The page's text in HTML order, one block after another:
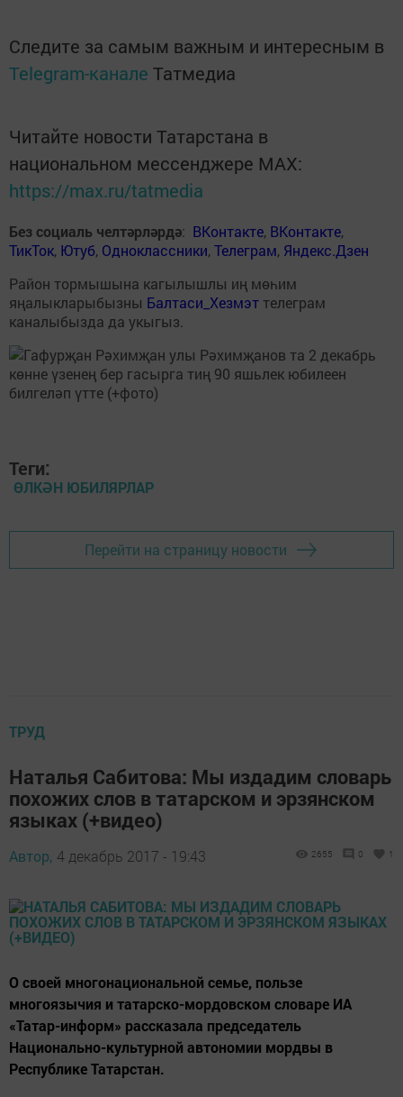
Следите за самым важным и интересным в
Telegram-канале Татмедиа
Читайте новости Татарстана в
национальном мессенджере MАХ:
https://max.ru/tatmedia
Без социаль челтәрләрдә: ВКонтакте, ВКонтакте,
ТикТок, Ютуб, Одноклассники,Телеграм, Яндекс.Дзен
Район тормышына кагылышлы иң мөһим
яңалыкларыбызны Балтаси_Хезмэт телеграм
каналыбызда да укыгыз.
Теги:
ӨЛКӘН ЮБИЛЯРЛАР
Перейти на страницу новости
ТРУД
Наталья Сабитова: Мы издадим словарь
похожих слов в татарском и эрзянском
языках (+видео)
Автор, 4 декабрь 2017 - 19:43 2655 0 1
О своей многонациональной семье, пользе
многоязычия и татарско-мордовском словаре ИА
«Татар-информ» рассказала председатель
Национально-культурной автономии мордвы в
Республике Татарстан.